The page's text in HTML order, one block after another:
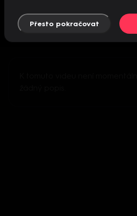
Přesto pokračovat